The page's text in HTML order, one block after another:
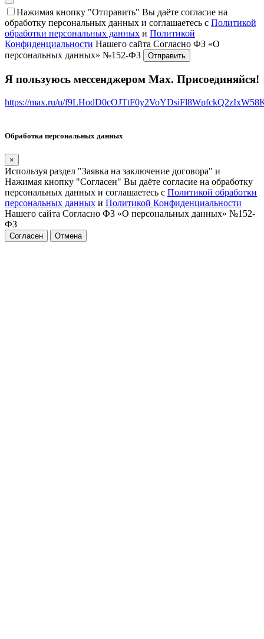
Нажимая кнопку "Отправить" Вы даёте согласие на
обработку персональных данных и соглашаетесь с Политикой
обработки персональных данных и Политикой
Конфиденциальности Нашего сайта Согласно ФЗ «О
персональных данных» №152-ФЗ
Я пользуюсь мессенджером Max. Присоединяйся!
https://max.ru/u/
Обработка персональных данных
×
Используя раздел "Заявка на заключение договора" и
Нажимая кнопку "Согласен" Вы даёте согласие на обработку
персональных данных и соглашаетесь с Политикой обработки
персональных данных и Политикой Конфиденциальности
Нашего сайта Согласно ФЗ «О персональных данных» №152-
ФЗ
Согласен Отмена